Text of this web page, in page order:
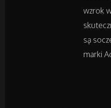
wzrok
są
marki